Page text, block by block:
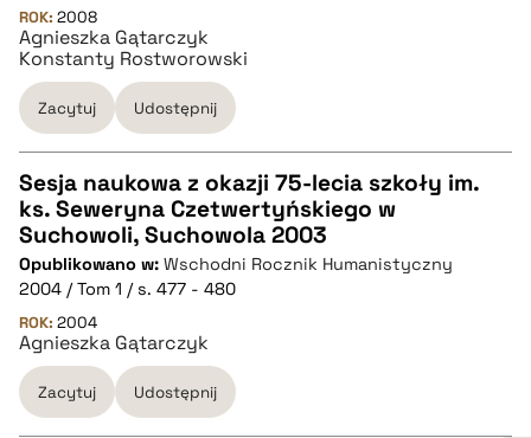
pobierz cytat
BIBTEX
pobierz cytat
ROK: 2008
Agnieszka Gątarczyk
Konstanty Rostworowski
Zacytuj Udostępnij
CZYSTY TEKST
pobierz cytat
BIBTEX
Sesja naukowa z okazji 75-lecia szkoły im.
ks. Seweryna Czetwertyńskiego w
Suchowoli, Suchowola 2003
Opublikowano w: Wschodni Rocznik Humanistyczny
2004 / Tom 1 / s. 477 - 480
ROK: 2004
Agnieszka Gątarczyk
Zacytuj Udostępnij